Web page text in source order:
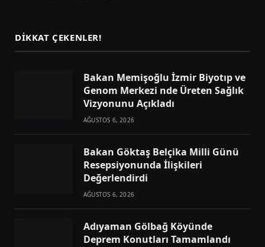
DIKKAT ÇEKENLER!
Bakan Memişoğlu İzmir Biyotıp ve
Genom Merkezi nde Üreten Sağlık
Vizyonunu Açıkladı
AĞUSTOS 6, 2026
Bakan Göktaş Belçika Milli Günü
Resepsiyonunda İlişkileri
Değerlendirdi
AĞUSTOS 6, 2026
Adıyaman Gölbağ Köyünde
Deprem Konutları Tamamlandı